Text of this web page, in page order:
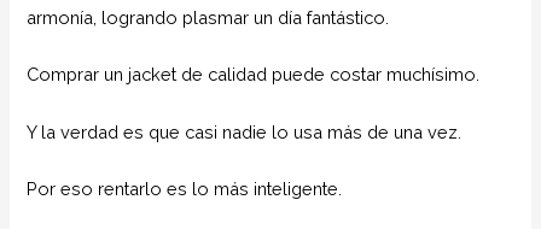
armonía, logrando plasmar un día fantástico.
Comprar un jacket de calidad puede costar muchísimo.
Y la verdad es que casi nadie lo usa más de una vez.
Por eso rentarlo es lo más inteligente.